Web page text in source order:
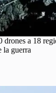
drones a 18
la guerra